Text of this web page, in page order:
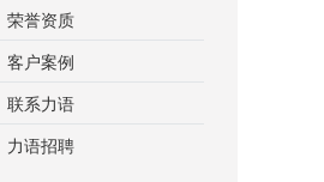
荣誉资质
客户案例
联系力语
力语招聘